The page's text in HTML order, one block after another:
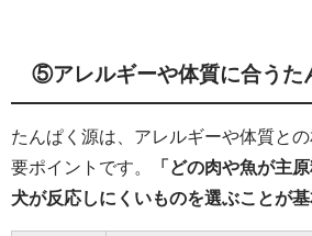
⑤アレルギーや体質に合うた
たんぱく源は、アレルギーや体質と
要ポイントです。
「どの肉や魚が主
犬が反応しにくいものを選ぶことが